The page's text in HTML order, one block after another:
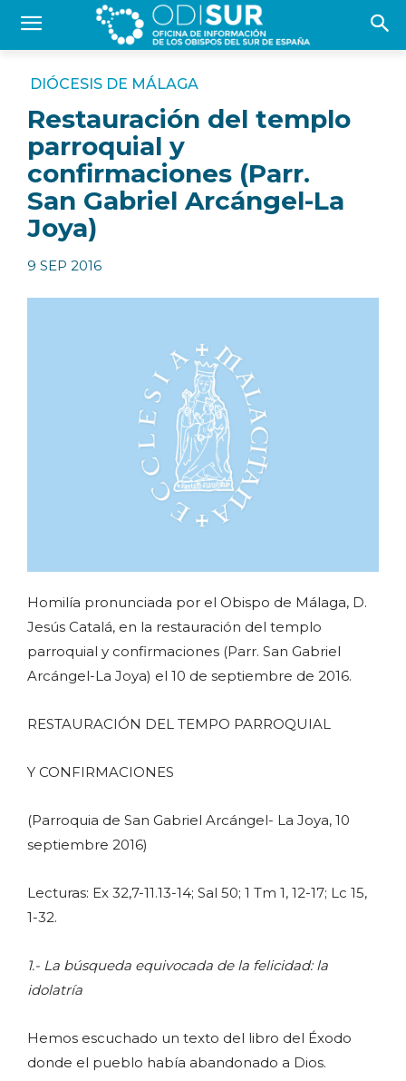
DIÓCESIS DE MÁLAGA
Restauración del templo
parroquial y
confirmaciones (Parr.
San Gabriel Arcángel-La
Joya)
9 SEP 2016
Homilía pronunciada por el Obispo de Málaga, D.
Jesús Catalá, en la restauración del templo
parroquial y confirmaciones (Parr. San Gabriel
Arcángel-La Joya) el 10 de septiembre de 2016.
RESTAURACIÓN DEL TEMPO PARROQUIAL
Y CONFIRMACIONES
(Parroquia de San Gabriel Arcángel- La Joya, 10
septiembre 2016)
Lecturas: Ex 32,7-11.13-14; Sal 50; 1 Tm 1, 12-17; Lc 15,
1-32.
1.- La búsqueda equivocada de la felicidad: la
idolatría
Hemos escuchado un texto del libro del Éxodo
donde el pueblo había abandonado a Dios.